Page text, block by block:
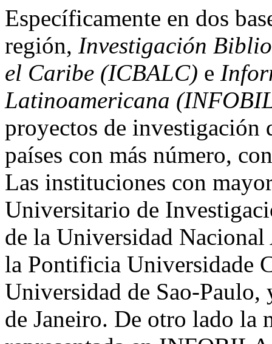
Específicamente en dos
región, Investigación
el Caribe (ICBALC) e
Latinoamericana
proyectos de
países con más número,
Las instituciones con
Universitario de
de la Universidad
la Pontificia Universidade
Universidad de Sao-
de Janeiro. De otro lado